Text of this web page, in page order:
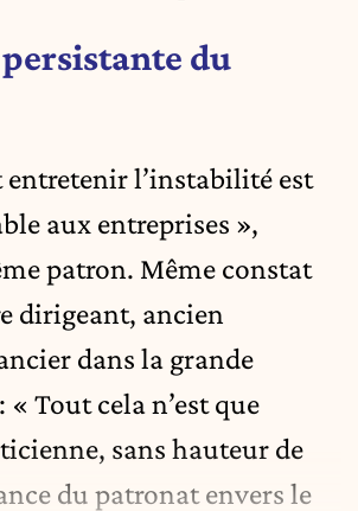
du
entretenir l’instabilité est
aux entreprises »,
patron. Même constat
dirigeant, ancien
dans la grande
Tout cela n’est que
sans hauteur de
du patronat envers le